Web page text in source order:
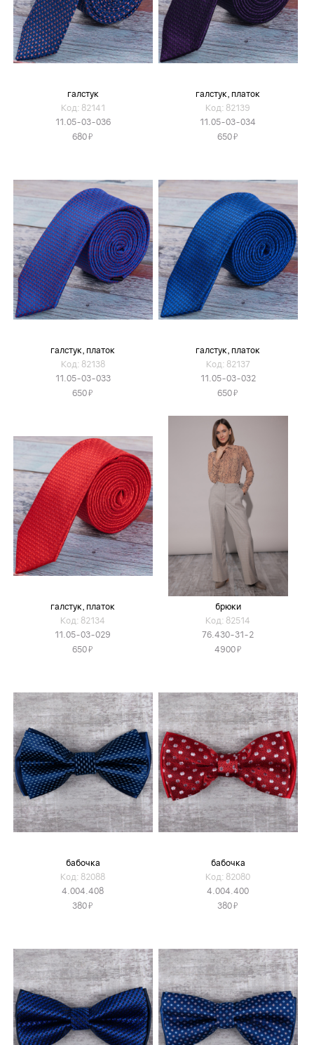
галстук
Код: 82141
11.05-03-036
680Я
галстук, платок
Код: 82139
11.05-03-034
650Я
галстук, платок
Код: 82138
11.05-03-033
650Я
галстук, платок
Код: 82137
11.05-03-032
650Я
галстук, платок
Код: 82134
11.05-03-029
650Я
брюки
Код: 82514
76.430-31-2
4900Я
бабочка
Код: 82088
4.004.408
380Я
бабочка
Код: 82080
4.004.400
380Я